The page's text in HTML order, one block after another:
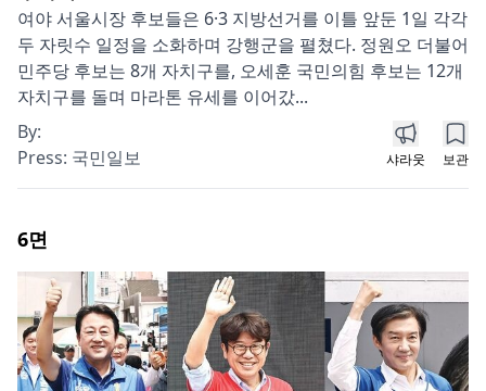
여야 서울시장 후보들은 6·3 지방선거를 이틀 앞둔 1일 각각
두 자릿수 일정을 소화하며 강행군을 펼쳤다. 정원오 더불어
민주당 후보는 8개 자치구를, 오세훈 국민의힘 후보는 12개
자치구를 돌며 마라톤 유세를 이어갔...
By:
Press: 국민일보 샤라웃 보관
6면